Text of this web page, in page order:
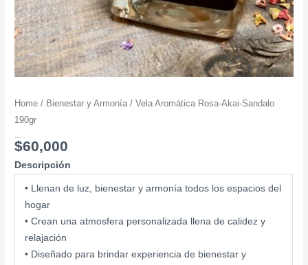
Home / Bienestar y Armonía / Vela Aromática Rosa-Akai-Sandalo
190gr
$60,000
Descripción
• Llenan de luz, bienestar y armonía todos los espacios del
hogar
• Crean una atmosfera personalizada llena de calidez y
relajación
• Diseñado para brindar experiencia de bienestar y